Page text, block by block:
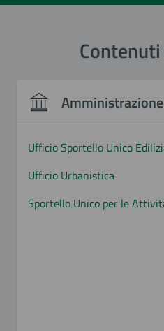
Amministrazione
Ufficio Sportello Unico
Ufficio Urbanistica
Sportello Unico per le